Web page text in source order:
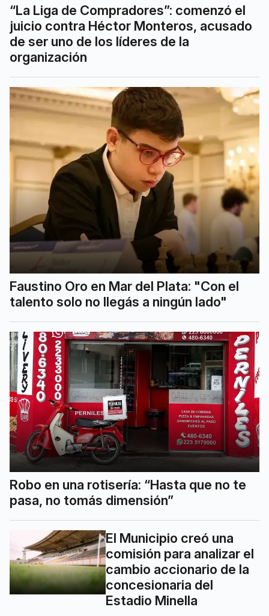
“La Liga de Compradores”: comenzó el
juicio contra Héctor Monteros, acusado
de ser uno de los líderes de la
organización
Faustino Oro en Mar del Plata: "Con el
talento solo no llegás a ningún lado"
Robo en una rotisería: “Hasta que no te
pasa, no tomás dimensión”
El Municipio creó una
comisión para analizar el
cambio accionario de la
concesionaria del
Estadio Minella